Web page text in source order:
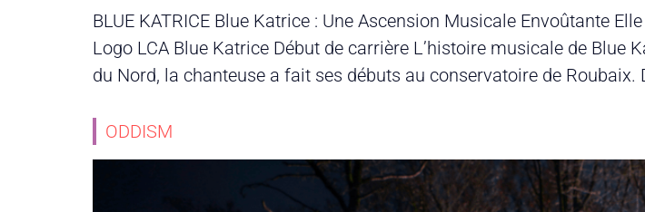
BLUE KATRICE Blue Katrice : Une Ascension Musicale Envoûtante
Logo LCA Blue Katrice Début de carrière L’histoire musicale de
du Nord, la chanteuse a fait ses débuts au conservatoire de Roubaix.
ODDISM